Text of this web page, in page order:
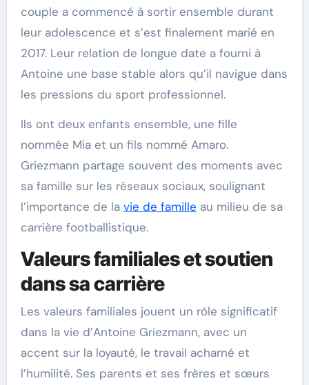
couple a commencé à sortir ensemble durant
leur adolescence et s’est finalement marié en
2017. Leur relation de longue date a fourni à
Antoine une base stable alors qu’il navigue dans
les pressions du sport professionnel.
Ils ont deux enfants ensemble, une fille
nommée Mia et un fils nommé Amaro.
Griezmann partage souvent des moments avec
sa famille sur les réseaux sociaux, soulignant
l’importance de la vie de famille au milieu de sa
carrière footballistique.
Valeurs familiales et soutien
dans sa carrière
Les valeurs familiales jouent un rôle significatif
dans la vie d’Antoine Griezmann, avec un
accent sur la loyauté, le travail acharné et
l’humilité. Ses parents et ses frères et sœurs